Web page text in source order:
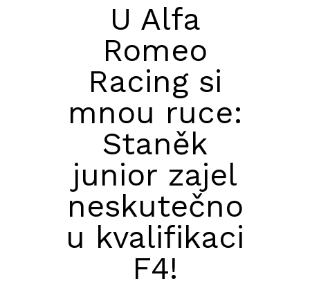
U Alfa
Romeo
Racing si
mnou ruce:
Staněk
junior zajel
neskutečno
u kvalifikaci
F4!